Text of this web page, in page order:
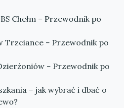
Chełm – Przewodnik po
Trzciance – Przewodnik po
– Przewodnik po
– jak wybrać i dbać o